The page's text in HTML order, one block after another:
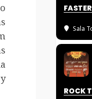
Sala
ROCK